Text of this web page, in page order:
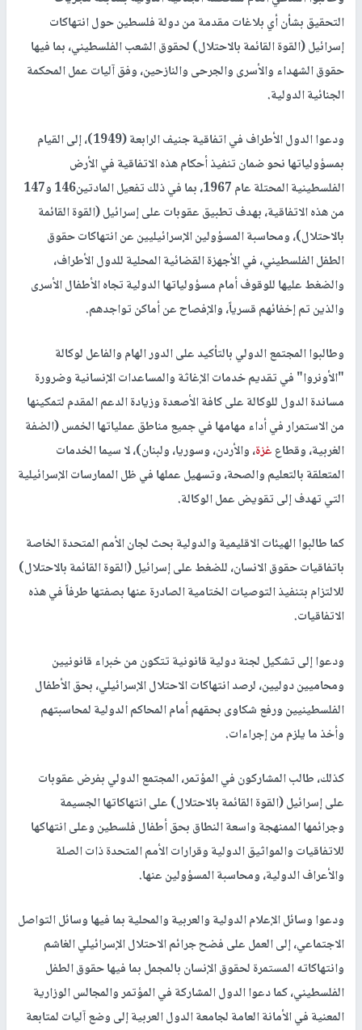
التحقيق بشأن أي بلاغات مقدمة من دولة فلسطين حول انتهاكات
إسرائيل (القوة القائمة بالاحتلال) لحقوق الشعب الفلسطيني، بما فيها
حقوق الشهداء والأسرى والجرحى والنازحين، وفق آليات عمل المحكمة
الجنائية الدولية.
ودعوا الدول الأطراف في اتفاقية جنيف الرابعة (1949)، إلى القيام
بمسؤولياتها نحو ضمان تنفيذ أحكام هذه الاتفاقية في الأرض
الفلسطينية المحتلة عام 1967، بما في ذلك تفعيل المادتين146 و147
من هذه الاتفاقية، بهدف تطبيق عقوبات على إسرائيل (القوة القائمة
بالاحتلال)، ومحاسبة المسؤولين الإسرائيليين عن انتهاكات حقوق
الطفل الفلسطيني، في الأجهزة القضائية المحلية للدول الأطراف،
والضغط عليها للوقوف أمام مسؤولياتها الدولية تجاه الأطفال الأسرى
والذين تم إخفائهم قسرياً، والإفصاح عن أماكن تواجدهم.
وطالبوا المجتمع الدولي بالتأكيد على الدور الهام والفاعل لوكالة
"الأونروا" في تقديم خدمات الإغاثة والمساعدات الإنسانية وضرورة
مساندة الدول للوكالة على كافة الأصعدة وزيادة الدعم المقدم لتمكينها
من الاستمرار في أداء مهامها في جميع مناطق عملياتها الخمس (الضفة
الغربية، وقطاعغزة، والأردن، وسوريا، ولبنان)، لا سيما الخدمات
المتعلقة بالتعليم والصحة، وتسهيل عملها في ظل الممارسات الإسرائيلية
التي تهدف إلى تقويض عمل الوكالة.
كما طالبوا الهيئات الاقليمية والدولية بحث لجان الأمم المتحدة الخاصة
باتفاقيات حقوق الانسان، للضغط على إسرائيل (القوة القائمة بالاحتلال)
للالتزام بتنفيذ التوصيات الختامية الصادرة عنها بصفتها طرفاً في هذه
الاتفاقيات.
ودعوا إلى تشكيل لجنة دولية قانونية تتكون من خبراء قانونيين
ومحاميين دوليين، لرصد انتهاكات الاحتلال الإسرائيلي، بحق الأطفال
الفلسطينيين ورفع شكاوى بحقهم أمام المحاكم الدولية لمحاسبتهم
وأخذ ما يلزم من إجراءات.
كذلك، طالب المشاركون في المؤتمر، المجتمع الدولي بفرض عقوبات
على إسرائيل (القوة القائمة بالاحتلال) على انتهاكاتها الجسيمة
وجرائمها الممنهجة واسعة النطاق بحق أطفال فلسطين وعلى انتهاكها
للاتفاقيات والمواثيق الدولية وقرارات الأمم المتحدة ذات الصلة
والأعراف الدولية، ومحاسبة المسؤولين عنها.
ودعوا وسائل الإعلام الدولية والعربية والمحلية بما فيها وسائل التواصل
الاجتماعي، إلى العمل على فضح جرائم الاحتلال الإسرائيلي الغاشم
وانتهاكاته المستمرة لحقوق الإنسان بالمجمل بما فيها حقوق الطفل
الفلسطيني، كما دعوا الدول المشاركة في المؤتمر والمجالس الوزارية
المعنية في الأمانة العامة لجامعة الدول العربية إلى وضع آليات لمتابعة